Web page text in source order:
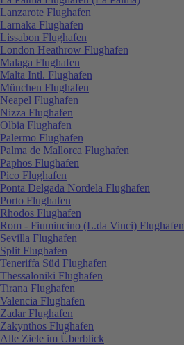
Lanzarote Flughafen
Larnaka Flughafen
Lissabon Flughafen
London Heathrow Flughafen
Malaga Flughafen
Malta Intl. Flughafen
München Flughafen
Neapel Flughafen
Nizza Flughafen
Olbia Flughafen
Palermo Flughafen
Palma de Mallorca Flughafen
Paphos Flughafen
Pico Flughafen
Ponta Delgada Nordela Flughafen
Porto Flughafen
Rhodos Flughafen
Rom - Fiumincino (L.da Vinci) Flughafen
Sevilla Flughafen
Split Flughafen
Teneriffa Süd Flughafen
Thessaloniki Flughafen
Tirana Flughafen
Valencia Flughafen
Zadar Flughafen
Zakynthos Flughafen
Alle Ziele im Überblick